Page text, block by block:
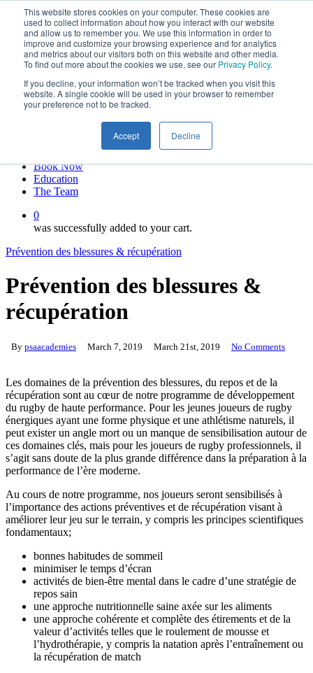
This website stores cookies on your computer. These cookies are
used to collect information about how you interact with our website
and allow us to remember you. We use this information in order to
improve and customize your browsing experience and for analytics
and metrics about our visitors both on this website and other media.
To find out more about the cookies we use, see our Privacy Policy.
If you decline, your information won’t be tracked when you visit this
website. A single cookie will be used in your browser to remember
your preference not to be tracked.
Accept Decline
main
content
twitter
facebook
linkedin
youtube
instagram
My account
Book Now
Education
The Team
0
was successfully added to your cart.
Prévention des blessures & récupération
Prévention des blessures &
récupération
By psaacademies March 7, 2019 March 21st, 2019 No Comments
Les domaines de la prévention des blessures, du repos et de la
récupération sont au cœur de notre programme de développement
du rugby de haute performance. Pour les jeunes joueurs de rugby
énergiques ayant une forme physique et une athlétisme naturels, il
peut exister un angle mort ou un manque de sensibilisation autour de
ces domaines clés, mais pour les joueurs de rugby professionnels, il
s’agit sans doute de la plus grande différence dans la préparation à la
performance de l’ère moderne.
Au cours de notre programme, nos joueurs seront sensibilisés à
l’importance des actions préventives et de récupération visant à
améliorer leur jeu sur le terrain, y compris les principes scientifiques
fondamentaux;
bonnes habitudes de sommeil
minimiser le temps d’écran
activités de bien-être mental dans le cadre d’une stratégie de
repos sain
une approche nutritionnelle saine axée sur les aliments
une approche cohérente et complète des étirements et de la
valeur d’activités telles que le roulement de mousse et
l’hydrothérapie, y compris la natation après l’entraînement ou
la récupération de match